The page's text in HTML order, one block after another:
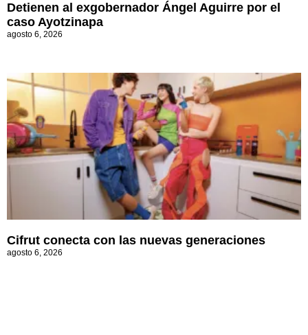
Detienen al exgobernador Ángel Aguirre por el
caso Ayotzinapa
agosto 6, 2026
Cifrut conecta con las nuevas generaciones
agosto 6, 2026